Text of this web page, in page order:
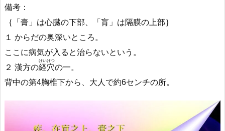
備考：
｛「膏」は心臓の下部、「肓」は隔膜の上部｝
１ からだの奥深いところ。
ここに病気が入ると治らないという。
２ 漢方の経穴
けいけつ
の一。
背中の第4胸椎下から、大人で約6センチの所。